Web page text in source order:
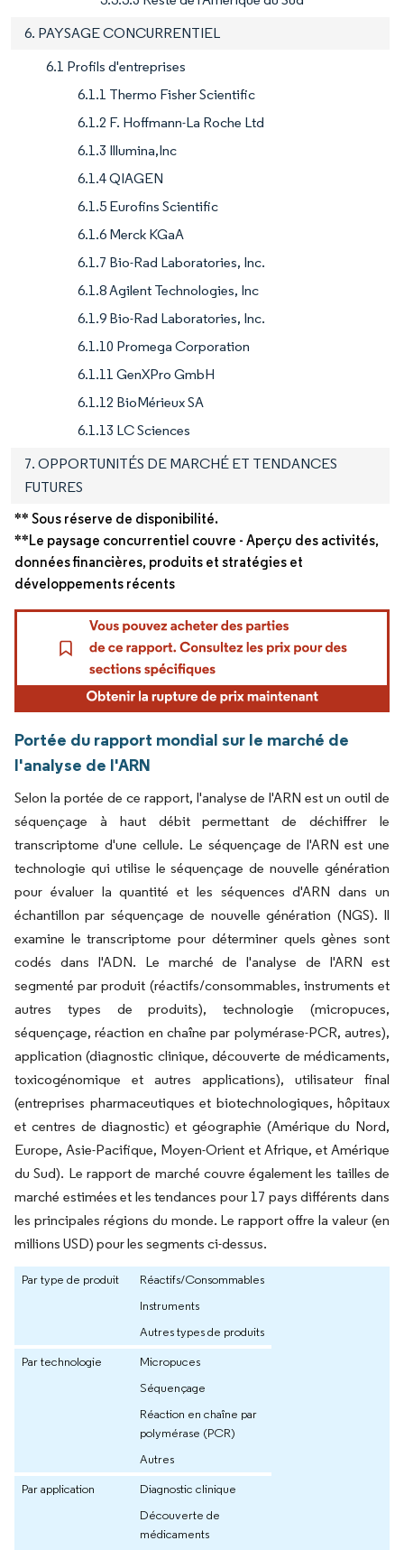
6. PAYSAGE CONCURRENTIEL
6.1 Profils d'entreprises
6.1.1 Thermo Fisher Scientific
6.1.2 F. Hoffmann-La Roche Ltd
6.1.3 Illumina,Inc
6.1.4 QIAGEN
6.1.5 Eurofins Scientific
6.1.6 Merck KGaA
6.1.7 Bio-Rad Laboratories, Inc.
6.1.8 Agilent Technologies, Inc
6.1.9 Bio-Rad Laboratories, Inc.
6.1.10 Promega Corporation
6.1.11 GenXPro GmbH
6.1.12 BioMérieux SA
6.1.13 LC Sciences
7. OPPORTUNITÉS DE MARCHÉ ET TENDANCES
FUTURES
** Sous réserve de disponibilité.
**Le paysage concurrentiel couvre - Aperçu des activités,
données financières, produits et stratégies et
développements récents
Portée du rapport mondial sur le marché de
l'analyse de l'ARN
Selon la portée de ce rapport, l'analyse de l'ARN est un outil de
séquençage à haut débit permettant de déchiffrer le
transcriptome d'une cellule. Le séquençage de l'ARN est une
technologie qui utilise le séquençage de nouvelle génération
pour évaluer la quantité et les séquences d'ARN dans un
échantillon par séquençage de nouvelle génération (NGS). Il
examine le transcriptome pour déterminer quels gènes sont
codés dans l'ADN. Le marché de l'analyse de l'ARN est
segmenté par produit (réactifs/consommables, instruments et
autres types de produits), technologie (micropuces,
séquençage, réaction en chaîne par polymérase-PCR, autres),
application (diagnostic clinique, découverte de médicaments,
toxicogénomique et autres applications), utilisateur final
(entreprises pharmaceutiques et biotechnologiques, hôpitaux
et centres de diagnostic) et géographie (Amérique du Nord,
Europe, Asie-Pacifique, Moyen-Orient et Afrique, et Amérique
du Sud). Le rapport de marché couvre également les tailles de
marché estimées et les tendances pour 17 pays différents dans
les principales régions du monde. Le rapport offre la valeur (en
millions USD) pour les segments ci-dessus.
Par type de produit
Réactifs/Consommables
Instruments
Autres types de produits
Par technologie
Micropuces
Séquençage
Réaction en chaîne par
polymérase (PCR)
Autres
Par application
Diagnostic clinique
Découverte de
médicaments